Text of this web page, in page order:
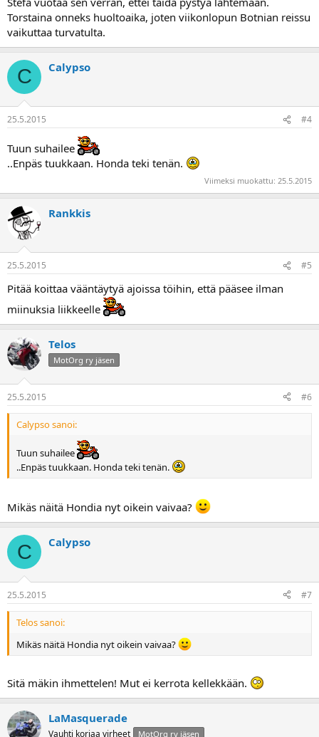
Torstaina onneks huoltoaika, joten viikonlopun Botnian reissu
vaikuttaa turvatulta.
C Calypso
25.5.2015 #4
Tuun suhailee
..Enpäs tuukkaan. Honda teki tenän.
Viimeksi muokattu: 25.5.2015
Rankkis
25.5.2015 #5
Pitää koittaa vääntäytyä ajoissa töihin, että pääsee ilman
miinuksia liikkeelle
Telos
MotOrg ry jäsen
25.5.2015 #6
Calypso sanoi:
Tuun suhailee
..Enpäs tuukkaan. Honda teki tenän.
Mikäs näitä Hondia nyt oikein vaivaa?
C Calypso
25.5.2015 #7
Telos sanoi:
Mikäs näitä Hondia nyt oikein vaivaa?
Sitä mäkin ihmettelen! Mut ei kerrota kellekkään.
LaMasquerade
Vauhti korjaa virheet MotOrg ry jäsen